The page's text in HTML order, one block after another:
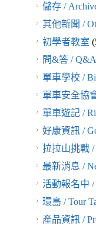
儲存 /
其他新聞 /
初學者教室
問&答 / Q&A
單車學校 /
單車安全協
單車遊記 /
好康資訊 /
拉拉山挑戰 /
最新消息 /
活動報名中 /
環島 / Tour
產品資訊 /